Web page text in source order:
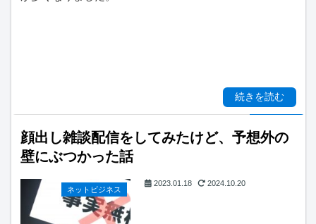
続きを読む
顔出し雑談配信をしてみたけど、予想外の
壁にぶつかった話
ネットビジネス
2023.01.18 2024.10.20